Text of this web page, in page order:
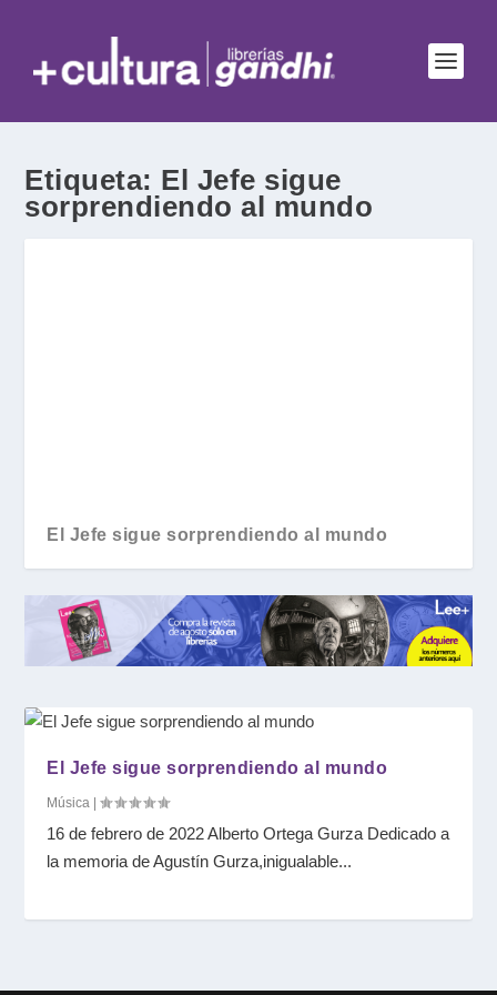
Etiqueta: El Jefe sigue
sorprendiendo al mundo
El Jefe sigue sorprendiendo al mundo
El Jefe sigue sorprendiendo al mundo
Música |
16 de febrero de 2022 Alberto Ortega Gurza Dedicado a
la memoria de Agustín Gurza,inigualable...